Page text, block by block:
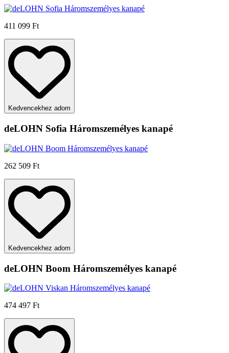
411 099 Ft
Kedvencekhez adom
deLOHN Sofia Háromszemélyes kanapé
262 509 Ft
Kedvencekhez adom
deLOHN Boom Háromszemélyes kanapé
474 497 Ft